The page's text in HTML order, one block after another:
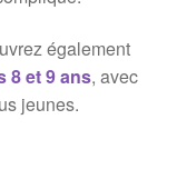
également
8 et 9 ans, avec
jeunes.